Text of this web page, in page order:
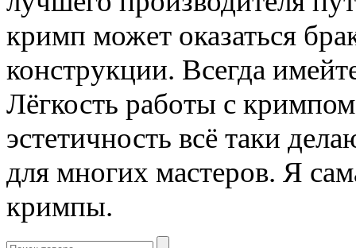
кримп может оказаться
конструкции. Всегда
Лёгкость работы с
эстетичность всё таки
для многих мастеров. Я
кримпы.